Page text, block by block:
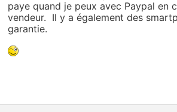
paye quand je peux avec Paypal en
vendeur. Il y a également des
garantie.